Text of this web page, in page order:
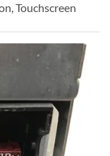
Touchscreen